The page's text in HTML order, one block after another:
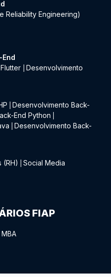
Reliability Engineering)
Desenvolvimento
Desenvolvimento Back-
End Python
Desenvolvimento Back-
(RH)
Social Media
FIAP
MBA